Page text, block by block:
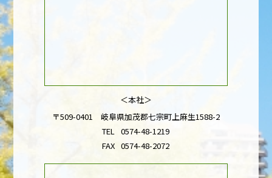
＜本社＞
〒509-0401 岐阜県加茂郡七宗町上麻生1588-2
TEL
0574-48-1219
FAX 0574-48-2072